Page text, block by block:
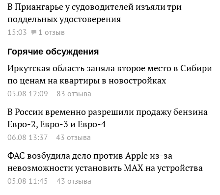
В Приангарье у судоводителей изъяли три
поддельных удостоверения
15:03
1 отзыв
Горячие обсуждения
Иркутская область заняла второе место в Сибири
по ценам на квартиры в новостройках
05.08 12:09 83 отзыва
В России временно разрешили продажу бензина
Евро-2, Евро-3 и Евро-4
06.08 13:37 43 отзыва
ФАС возбудила дело против Apple из-за
невозможности установить MAX на устройства
05.08 11:45 43 отзыва